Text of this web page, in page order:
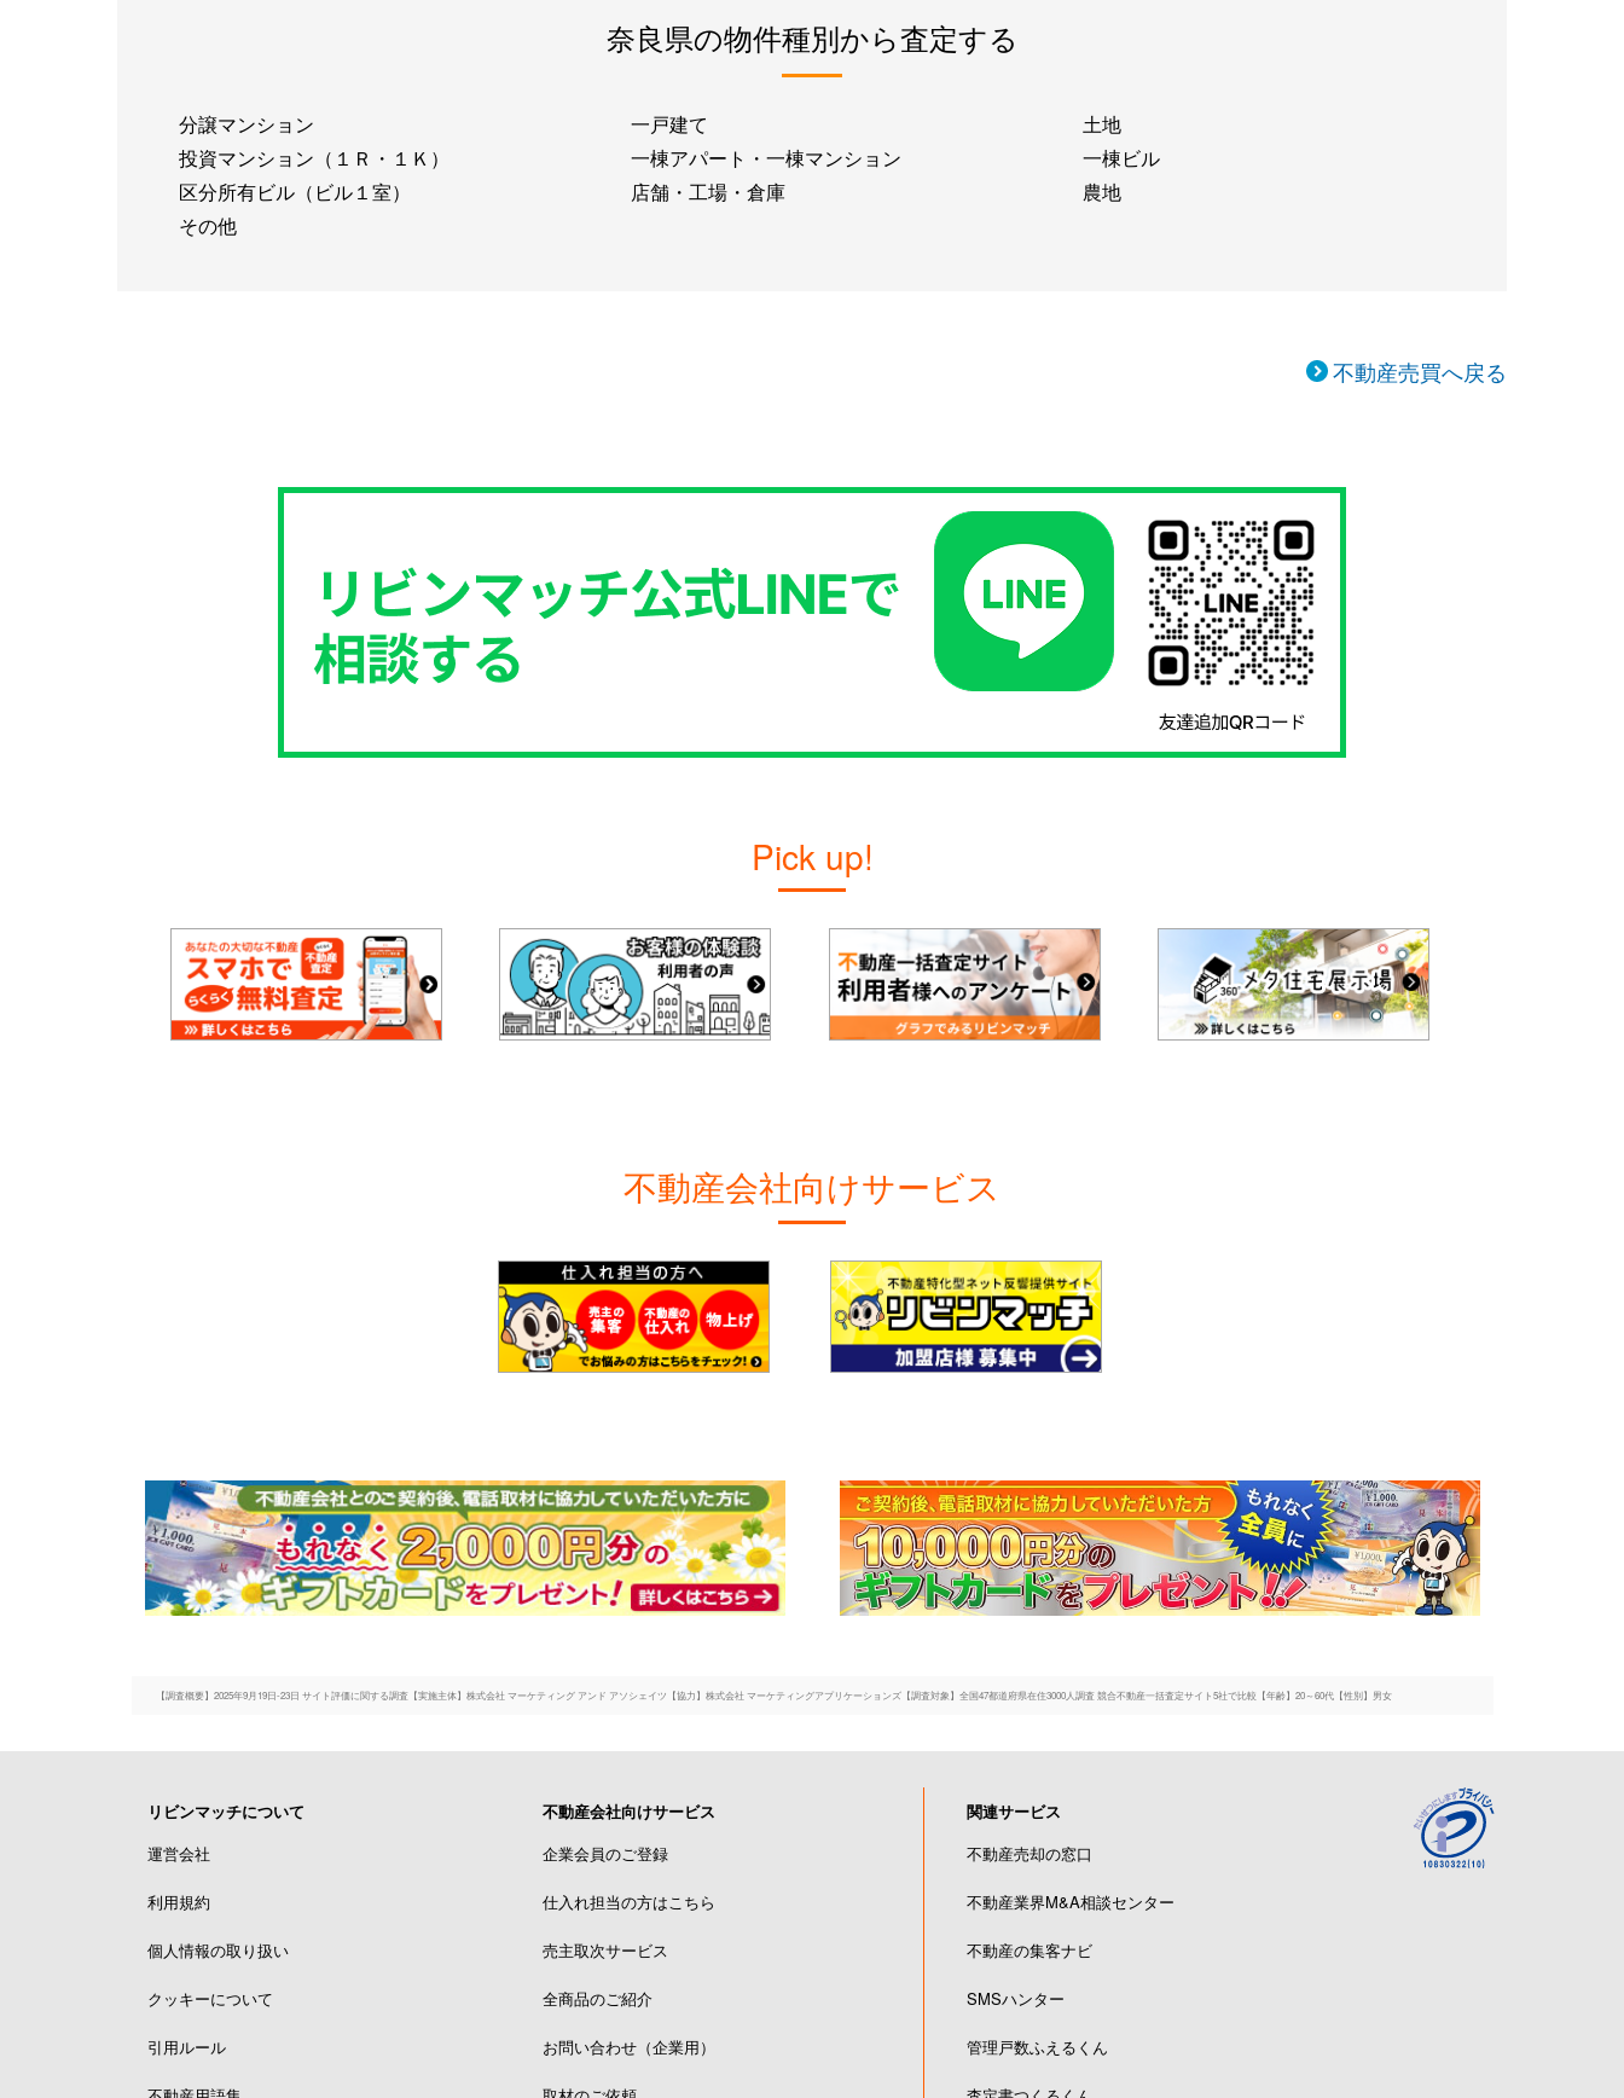
奈良県の物件種別から査定する
分譲マンション 一戸建て
土地
投資マンション（１Ｒ・１Ｋ）
一棟アパート・一棟マンション
一棟ビル
区分所有ビル（ビル１室）
店舗・工場・倉庫
農地
その他
不動産売買へ戻る
Pick up!
不動産会社向けサービス
【調査概要】2025年9月19日-23日 サイト評価に関する調査【実施主体】株式会社 マーケティング アンド アソシェイツ【協力】株式会社 マーケティングアプリケーションズ【調査対象】全国47都道府県在住3000人調査 競合不動産一括査定サイト5社で比較【年齢】20～60代【性別】男女
リビンマッチについて
運営会社
利用規約
個人情報の取り扱い
クッキーについて
引用ルール
不動産会社向けサービス
企業会員のご登録
仕入れ担当の方はこちら
売主取次サービス
全商品のご紹介
お問い合わせ（企業用）
関連サービス
不動産売却の窓口
不動産業界M&A相談センター
不動産の集客ナビ
SMSハンター
管理戸数ふえるくん